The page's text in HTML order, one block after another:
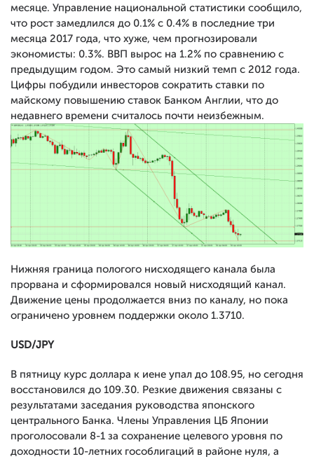
месяце. Управление национальной статистики сообщило,
что рост замедлился до 0.1% с 0.4% в последние три
месяца 2017 года, что хуже, чем прогнозировали
экономисты: 0.3%. ВВП вырос на 1.2% по сравнению с
предыдущим годом. Это самый низкий темп с 2012 года.
Цифры побудили инвесторов сократить ставки по
майскому повышению ставок Банком Англии, что до
недавнего времени считалось почти неизбежным.
Нижняя граница пологого нисходящего канала была
прорвана и сформировался новый нисходящий канал.
Движение цены продолжается вниз по каналу, но пока
ограничено уровнем поддержки около 1.3710.
USD/JPY
В пятницу курс доллара к иене упал до 108.95, но сегодня
восстановился до 109.30. Резкие движения связаны с
результатами заседания руководства японского
центрального Банка. Члены Управления ЦБ Японии
проголосовали 8-1 за сохранение целевого уровня по
доходности 10-летних гособлигаций в районе нуля, а